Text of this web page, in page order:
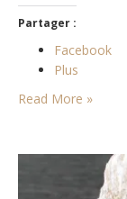
Partager :
Facebook
Plus
Read More »